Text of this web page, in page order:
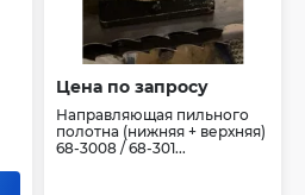
Цена по запросу
Направляющая пильного
полотна (нижняя + верхняя)
68-3008 / 68-301...